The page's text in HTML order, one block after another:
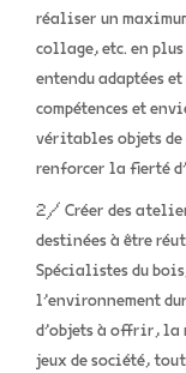
réaliser un
collage, etc. en
entendu adaptées
compétences et
véritables objets
renforcer la fierté
2/ Créer des
destinées à être
Spécialistes du
l’environnement
d’objets à offrir,
jeux de société,